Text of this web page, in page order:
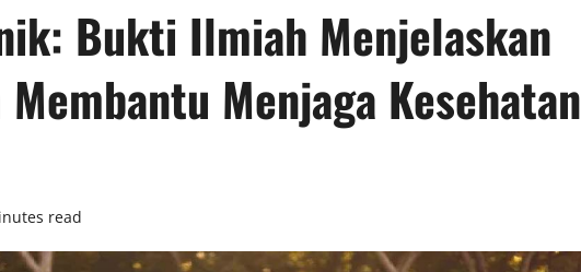
Bukti Ilmiah Menjelaskan
Menjaga Kesehatan
read